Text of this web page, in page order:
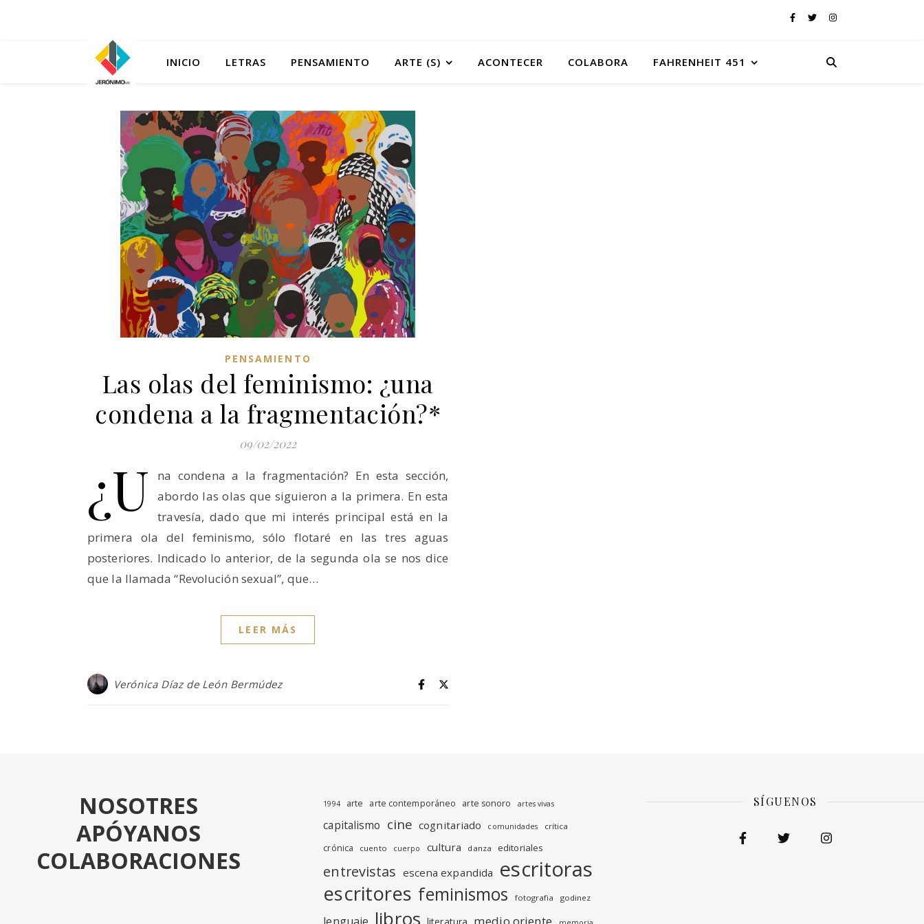
INICIO LETRAS PENSAMIENTO ARTE (S) ACONTECER COLABORA FAHRENHEIT 451
PENSAMIENTO
Las olas del feminismo: ¿una
condena a la fragmentación?*
09/02/2022
¿U
na condena a la fragmentación? En esta sección,
abordo las olas que siguieron a la primera. En esta
travesía, dado que mi interés principal está en la
primera ola del feminismo, sólo flotaré en las tres aguas
posteriores. Indicado lo anterior, de la segunda ola se nos dice
que la llamada “Revolución sexual”, que…
LEER MÁS
Verónica Díaz de León Bermúdez
NOSOTRES
APÓYANOS
COLABORACIONES
1994 arte arte contemporáneo arte sonoro artes vivas
capitalismo cine cognitariado comunidades crítica
crónica cuento cuerpo cultura danza editoriales
entrevistas escena expandida escritoras
escritores feminismos fotografia godinez
libros
SÍGUENOS